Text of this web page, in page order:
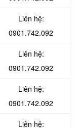
Liên hệ:
0901.742.092
Liên hệ:
0901.742.092
Liên hệ:
0901.742.092
Liên hệ: